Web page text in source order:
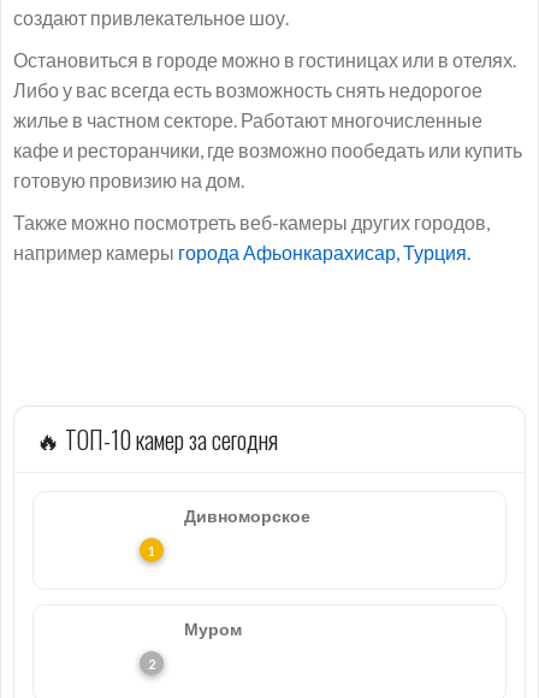
создают привлекательное шоу.
Остановиться в городе можно в гостиницах или в отелях.
Либо у вас всегда есть возможность снять недорогое
жилье в частном секторе. Работают многочисленные
кафе и ресторанчики, где возможно пообедать или купить
готовую провизию на дом.
Также можно посмотреть веб-камеры других городов,
например камеры города Афьонкарахисар, Турция.
🔥 ТОП-10 камер за сегодня
Дивноморское
Муром